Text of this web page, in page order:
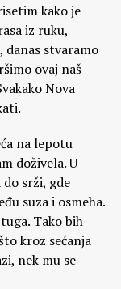
kako je
iz ruku,
danas stvaramo
ovaj naš
Nova
na lepotu
doživela. U
srži, gde
suza i osmeha.
Tako bih
kroz sećanja
nek mu se